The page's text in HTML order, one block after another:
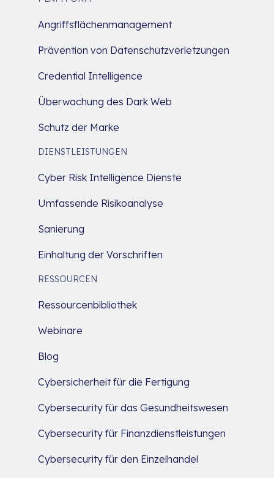
Angriffsflächenmanagement
Prävention von Datenschutzverletzungen
Credential Intelligence
Überwachung des Dark Web
Schutz der Marke
DIENSTLEISTUNGEN
Cyber Risk Intelligence Dienste
Umfassende Risikoanalyse
Sanierung
Einhaltung der Vorschriften
RESSOURCEN
Ressourcenbibliothek
Webinare
Blog
Cybersicherheit für die Fertigung
Cybersecurity für das Gesundheitswesen
Cybersecurity für Finanzdienstleistungen
Cybersecurity für den Einzelhandel